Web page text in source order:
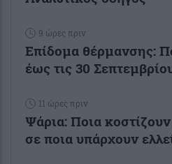
9 ώρες πριν
Επίδομα θέρμανσης:
έως τις 30
11 ώρες πριν
Ψάρια: Ποια
σε ποια υπάρχουν